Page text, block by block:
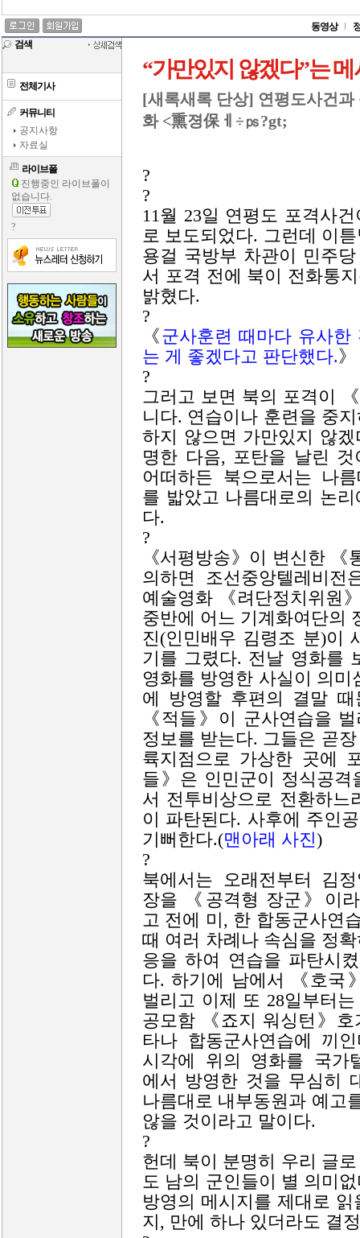
동영상
검색
전체기사
커뮤니티
공지사항
자료실
라이브폴
진행중인 라이브폴이
없습니다.
?
“가만있지 않겠다”는
[새록새록 단상] 연평도사건
화 <熏졍保ㅔ÷㎰?gt;
?
?
11월 23일 연평도 포격사
로 보도되었다. 그런데 이
용걸 국방부 차관이 민주
서 포격 전에 북이 전화통
밝혔다.
?
《군사훈련 때마다 유사
는 게 좋겠다고 판단했다.》
?
그러고 보면 북의 포격이
니다. 연습이나 훈련을 중
하지 않으면 가만있지 않
명한 다음, 포탄을 날린 것
어떠하든 북으로서는 나
를 밟았고 나름대로의 논
다.
?
《서평방송》이 변신한 《
의하면 조선중앙텔레비전
예술영화 《려단정치위원
중반에 어느 기계화여단의
진(인민배우 김령조 분)이
기를 그렸다. 전날 영화를
영화를 방영한 사실이 의
에 방영할 후편의 결말 때
《적들》이 군사연습을
정보를 받는다. 그들은 곧
륙지점으로 가상한 곳에
들》은 인민군이 정식공
서 전투비상으로 전환하
이 파탄된다. 사후에 주인
기뻐한다.(맨아래 사진)
?
북에서는 오래전부터 김
장을 《공격형 장군》이
고 전에 미, 한 합동군사연
때 여러 차례나 속심을 정
응을 하여 연습을 파탄시
다. 하기에 남에서 《호국
벌리고 이제 또 28일부터
공모함 《죠지 워싱턴》호
타나 합동군사연습에 끼
시각에 위의 영화를 국가
에서 방영한 것을 무심히
나름대로 내부동원과 예고
않을 것이라고 말이다.
?
헌데 북이 분명히 우리 글
도 남의 군인들이 별 의미
방영의 메시지를 제대로
지, 만에 하나 있더라도 결